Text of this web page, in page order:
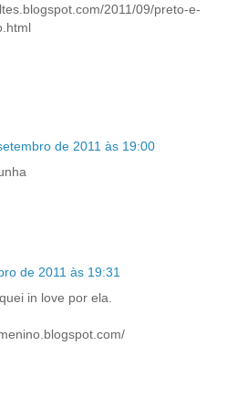
2011/09/preto-e-
de 2011 às 19:00
de 2011 às 19:31
in love por ela.